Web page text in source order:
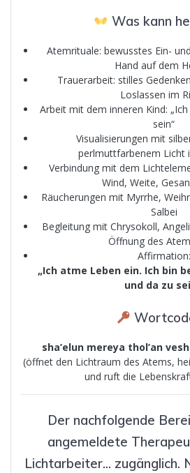
Was kann
Atemrituale: bewusstes Ein-
Hand auf dem
Trauerarbeit: stilles
Loslassen im
Arbeit mit dem inneren Kind:
sein“
Visualisierungen mit
perlmuttfarbenem Licht
Verbindung mit dem
Wind, Weite,
Räucherungen mit Myrrhe,
Salbei
Begleitung mit Chrysokoll,
Öffnung des
Affirmation:
„Ich atme Leben ein. Ich bin
und da zu
sha’elun mereya thol’an
(öffnet den Lichtraum des Atems,
und ruft die
Der nachfolgende
angemeldete
Lichtarbeiter... zugänglich.